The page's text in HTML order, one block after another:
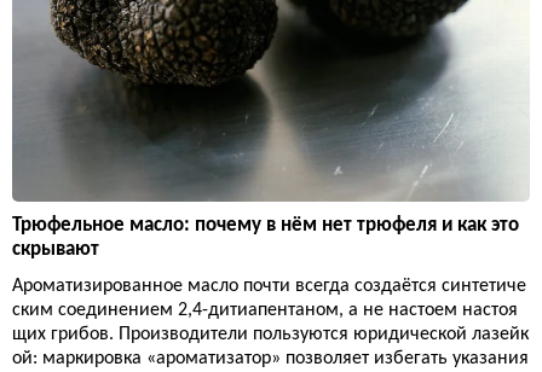
Трюфельное масло: почему в нём нет трюфеля и как это
скрывают
Ароматизированное масло почти всегда создаётся синтетиче
ским соединением 2,4-дитиапентаном, а не настоем настоя
щих грибов. Производители пользуются юридической лазейк
ой: маркировка «ароматизатор» позволяет избегать указания